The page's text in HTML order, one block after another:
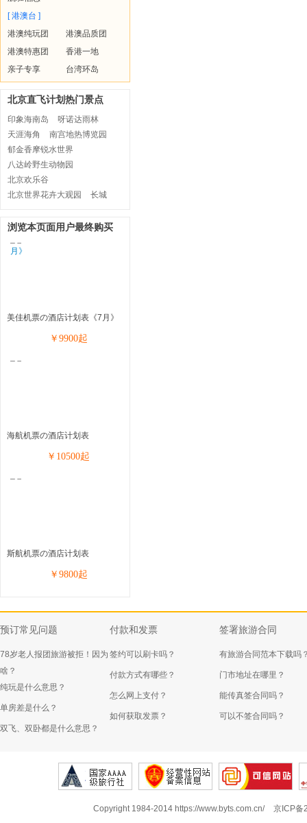
[ 港澳台 ]
港澳纯玩团
港澳品质团
港澳特惠团
香港一地
亲子专享
台湾环岛
北京直飞计划热门景点
印象海南岛
呀诺达雨林
天涯海角
南宫地热博览园
郁金香摩锐水世界
八达岭野生动物园
北京欢乐谷
北京世界花卉大观园
长城
浏览本页面用户最终购买
美佳机票の酒店计划表《7月》
￥ 9900起
海航机票の酒店计划表
￥ 10500起
斯航机票の酒店计划表
￥ 9800起
预订常见问题
78岁老人报团旅游被拒！因为
啥？
纯玩是什么意思？
单房差是什么？
双飞、双卧都是什么意思？
付款和发票
签约可以刷卡吗？
付款方式有哪些？
怎么网上支付？
如何获取发票？
签署旅游合同
有旅游合同范本下载吗
门市地址在哪里？
能传真签合同吗？
可以不签合同吗？
Copyright 1984-2014 https://www.byts.com.cn/ 京ICP备